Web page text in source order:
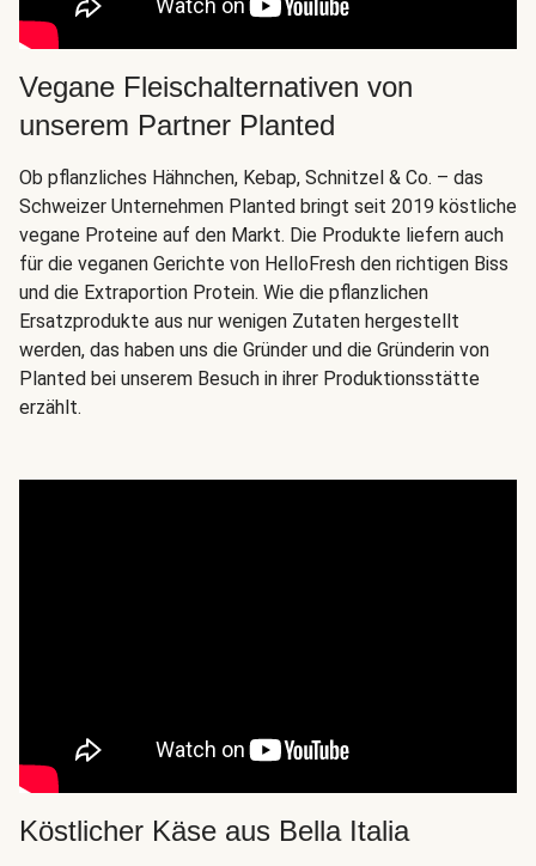
Vegane Fleischalternativen von
unserem Partner Planted
Ob pflanzliches Hähnchen, Kebap, Schnitzel & Co. – das
Schweizer Unternehmen Planted bringt seit 2019 köstliche
vegane Proteine auf den Markt. Die Produkte liefern auch
für die veganen Gerichte von HelloFresh den richtigen Biss
und die Extraportion Protein. Wie die pflanzlichen
Ersatzprodukte aus nur wenigen Zutaten hergestellt
werden, das haben uns die Gründer und die Gründerin von
Planted bei unserem Besuch in ihrer Produktionsstätte
erzählt.
Köstlicher Käse aus Bella Italia